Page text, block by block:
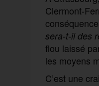
Clermont-
sera-t-il des
flou laissé
les moyens
C’est une